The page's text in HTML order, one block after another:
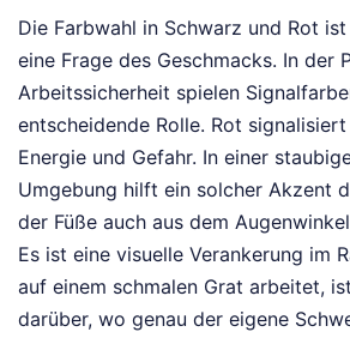
Die Farbwahl in Schwarz und Rot
eine Frage des Geschmacks. In der
Arbeitssicherheit spielen
entscheidende Rolle. Rot
Energie und Gefahr. In einer
Umgebung hilft ein solcher Akzent
der Füße auch aus dem
Es ist eine visuelle Verankerung im
auf einem schmalen Grat arbeitet,
darüber, wo genau der eigene